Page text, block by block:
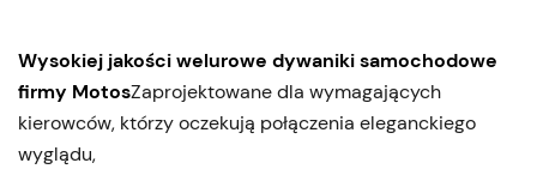
Wysokiej jakości welurowe dywaniki samochodowe
firmy MotosZaprojektowane dla wymagających
kierowców, którzy oczekują połączenia eleganckiego
wyglądu,